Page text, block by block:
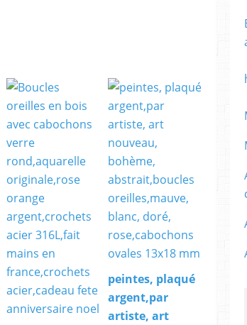
peintes, plaqué
argent,par
artiste, art